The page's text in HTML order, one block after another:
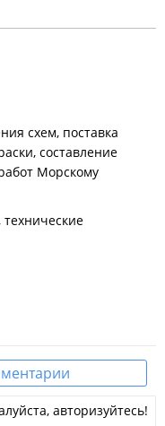
схем, поставка
составление
Морскому
авторизуйтесь!